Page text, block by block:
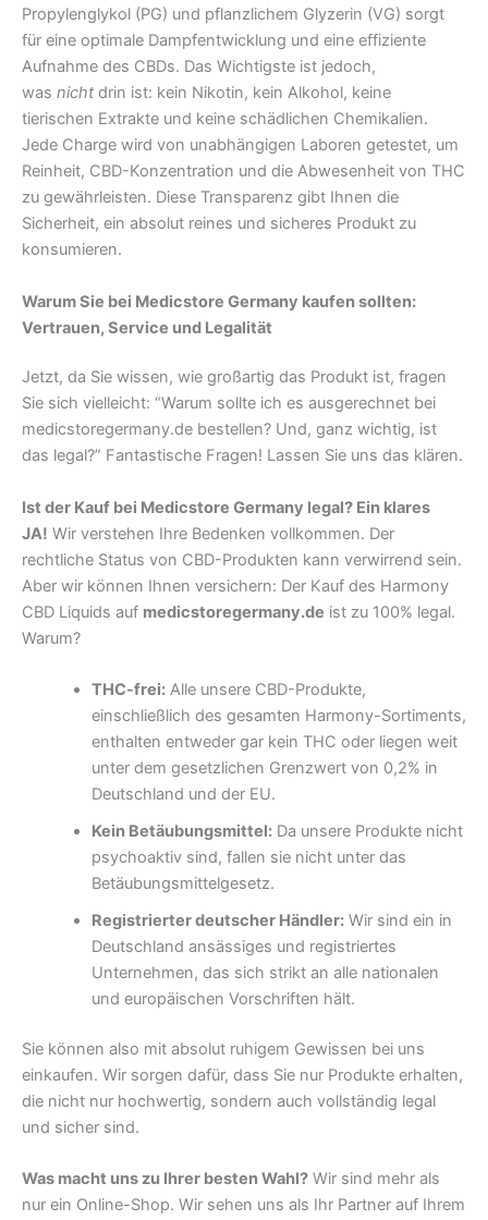
Propylenglykol (PG) und pflanzlichem Glyzerin (VG) sorgt
für eine optimale Dampfentwicklung und eine effiziente
Aufnahme des CBDs. Das Wichtigste ist jedoch,
was nicht drin ist: kein Nikotin, kein Alkohol, keine
tierischen Extrakte und keine schädlichen Chemikalien.
Jede Charge wird von unabhängigen Laboren getestet, um
Reinheit, CBD-Konzentration und die Abwesenheit von THC
zu gewährleisten. Diese Transparenz gibt Ihnen die
Sicherheit, ein absolut reines und sicheres Produkt zu
konsumieren.
Warum Sie bei Medicstore Germany kaufen sollten:
Vertrauen, Service und Legalität
Jetzt, da Sie wissen, wie großartig das Produkt ist, fragen
Sie sich vielleicht: “Warum sollte ich es ausgerechnet bei
medicstoregermany.de bestellen? Und, ganz wichtig, ist
das legal?” Fantastische Fragen! Lassen Sie uns das klären.
Ist der Kauf bei Medicstore Germany legal? Ein klares
JA! Wir verstehen Ihre Bedenken vollkommen. Der
rechtliche Status von CBD-Produkten kann verwirrend sein.
Aber wir können Ihnen versichern: Der Kauf des Harmony
CBD Liquids auf medicstoregermany.de ist zu 100% legal.
Warum?
THC-frei:Alle unsere CBD-Produkte,
einschließlich des gesamten Harmony-Sortiments,
enthalten entweder gar kein THC oder liegen weit
unter dem gesetzlichen Grenzwert von 0,2% in
Deutschland und der EU.
Kein Betäubungsmittel:Da unsere Produkte nicht
psychoaktiv sind, fallen sie nicht unter das
Betäubungsmittelgesetz.
Registrierter deutscher Händler:Wir sind ein in
Deutschland ansässiges und registriertes
Unternehmen, das sich strikt an alle nationalen
und europäischen Vorschriften hält.
Sie können also mit absolut ruhigem Gewissen bei uns
einkaufen. Wir sorgen dafür, dass Sie nur Produkte erhalten,
die nicht nur hochwertig, sondern auch vollständig legal
und sicher sind.
Was macht uns zu Ihrer besten Wahl? Wir sind mehr als
nur ein Online-Shop. Wir sehen uns als Ihr Partner auf Ihrem